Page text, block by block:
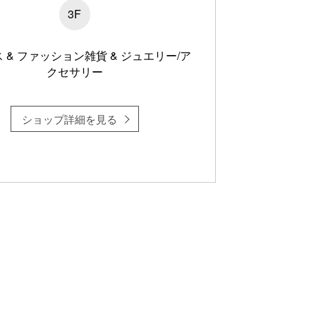
3F
& ファッション雑貨 & ジュエリー/ア
クセサリー
ショップ詳細を見る